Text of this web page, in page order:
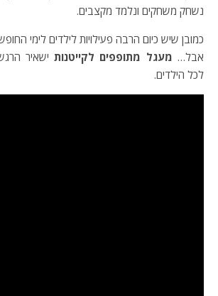
נשחק משחקים ונלמד מקצבים.
כמובן שיש כיום הרבה פעילויות לילדים לימי
אבל… מעגל מתופפים לקייטנותישאיר
לכל הילדים.